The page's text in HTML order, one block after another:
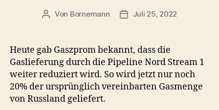
Beitragsautor
Von Bornemann Veröffentlichungsdatum
Juli 25, 2022
Heute gab Gaszprom bekannt, dass die
Gaslieferung durch die Pipeline Nord Stream 1
weiter reduziert wird. So wird jetzt nur noch
20% der ursprünglich vereinbarten Gasmenge
von Russland geliefert.